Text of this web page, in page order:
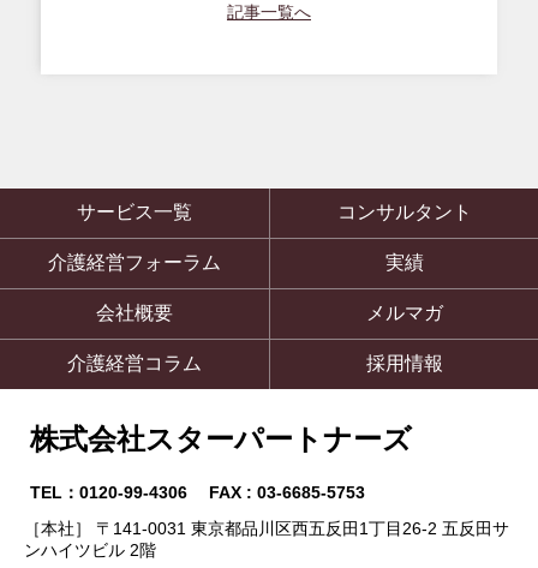
記事一覧へ
サービス一覧 コンサルタント
介護経営フォーラム 実績
会社概要 メルマガ
介護経営コラム 採用情報
株式会社スターパートナーズ
TEL：0120-99-4306 FAX : 03-6685-5753
［本社］ 〒141-0031 東京都品川区西五反田1丁目26-2 五反田サ
ンハイツビル 2階